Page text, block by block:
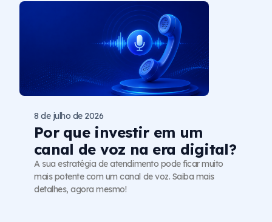
Por que investir em um
canal de voz na era digital?
8 de julho de 2026
A sua estratégia de atendimento pode ficar muito
mais potente com um canal de voz. Saiba mais
detalhes, agora mesmo!